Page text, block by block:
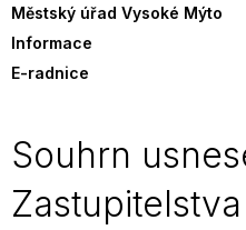
Městský úřad Vysoké Mýto
Informace
E-radnice
Souhrn